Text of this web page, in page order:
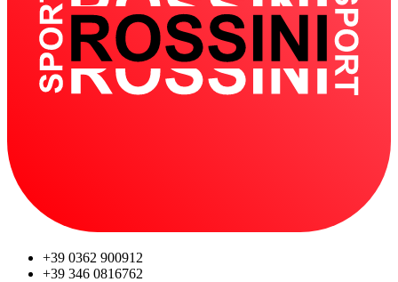
+39 0362 900912
+39 346 0816762